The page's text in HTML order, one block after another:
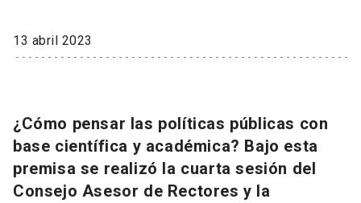
Información para keyboard_arrow_down
Futuros estudiantes
Go to english site launch
13 abril 2023
¿Cómo pensar las políticas públicas con
base científica y académica? Bajo esta
premisa se realizó la cuarta sesión del
Consejo Asesor de Rectores y la